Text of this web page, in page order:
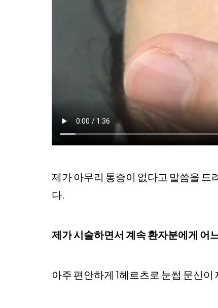
제가 아무리 통증이 없다고 말씀을
다.
제가 시술하면서 계속 환자분에게 어
아주 편안하게 1헤르츠로 눈썹 문신